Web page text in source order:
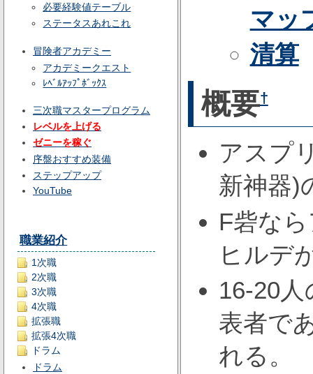
必要経験値テーブル
ステータスあれこれ
冒険者アカデミー
アカデミークエスト
ﾚﾍﾞﾙｱｯﾌﾟﾎﾞｯｸｽ
三次職マスタープログラム
レベルを上げる
ゼニーを稼ぐ
序盤おすすめ装備
ステップアップ
YouTube
職業紹介
1次職
2次職
3次職
4次職
拡張職
拡張4次職
ドラム
ドラム
マッ
清算
概要†
アスプ
新神器)
F砦な
ヒルデ
16-20
表者で
れる。